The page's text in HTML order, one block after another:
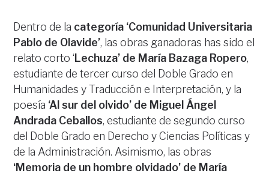
Dentro de la categoría ‘Comunidad Universitaria
Pablo de Olavide’, las obras ganadoras has sido el
relato corto ‘Lechuza’ de María Bazaga Ropero,
estudiante de tercer curso del Doble Grado en
Humanidades y Traducción e Interpretación, y la
poesía ‘Al sur del olvido’ de Miguel Ángel
Andrada Ceballos, estudiante de segundo curso
del Doble Grado en Derecho y Ciencias Políticas y
de la Administración. Asimismo, las obras
‘Memoria de un hombre olvidado’ de María